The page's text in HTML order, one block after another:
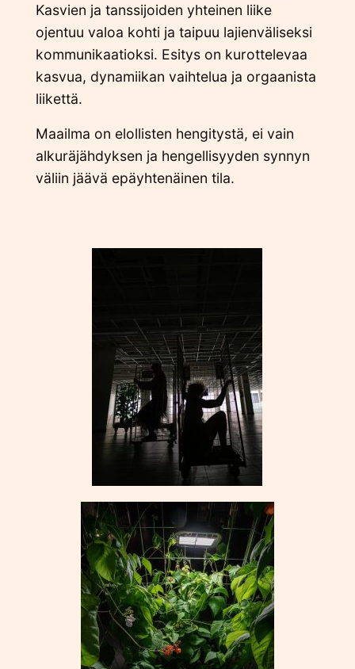
Kasvien ja tanssijoiden yhteinen liike
ojentuu valoa kohti ja taipuu lajienväliseksi
kommunikaatioksi. Esitys on kurottelevaa
kasvua, dynamiikan vaihtelua ja orgaanista
liikettä.
Maailma on elollisten hengitystä, ei vain
alkuräjähdyksen ja hengellisyyden synnyn
väliin jäävä epäyhtenäinen tila.